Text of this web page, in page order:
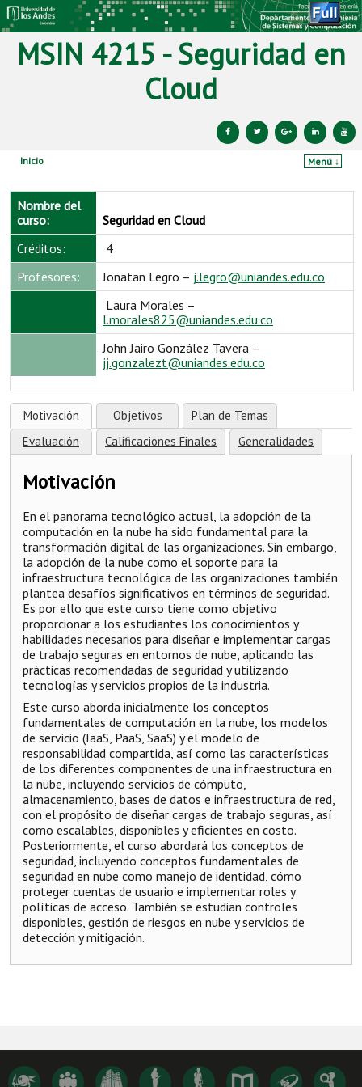
MSIN 4215 - Seguridad en
Cloud
Inicio
Menú ↓
Nombre del
curso:
Seguridad en Cloud
Créditos:
4
Profesores:
Jonatan Legro – j.legro@uniandes.edu.co
Laura Morales –
l.morales825@uniandes.edu.co
John Jairo González Tavera –
jj.gonzalezt@uniandes.edu.co
Motivación Objetivos
Plan de Temas
Evaluación
Calificaciones Finales Generalidades
Motivación
En el panorama tecnológico actual, la adopción de la
computación en la nube ha sido fundamental para la
transformación digital de las organizaciones. Sin embargo,
la adopción de la nube como el soporte para la
infraestructura tecnológica de las organizaciones también
plantea desafíos significativos en términos de seguridad.
Es por ello que este curso tiene como objetivo
proporcionar a los estudiantes los conocimientos y
habilidades necesarios para diseñar e implementar cargas
de trabajo seguras en entornos de nube, aplicando las
prácticas recomendadas de seguridad y utilizando
tecnologías y servicios propios de la industria.
Este curso aborda inicialmente los conceptos
fundamentales de computación en la nube, los modelos
de servicio (IaaS, PaaS, SaaS) y el modelo de
responsabilidad compartida, así como las características
de los diferentes componentes de una infraestructura en
la nube, incluyendo servicios de cómputo,
almacenamiento, bases de datos e infraestructura de red,
con el propósito de diseñar cargas de trabajo seguras, así
como escalables, disponibles y eficientes en costo.
Posteriormente, el curso abordará los conceptos de
seguridad, incluyendo conceptos fundamentales de
seguridad en nube como manejo de identidad, cómo
proteger cuentas de usuario e implementar roles y
políticas de acceso. También se estudian controles
disponibles, gestión de riesgos en nube y servicios de
detección y mitigación.